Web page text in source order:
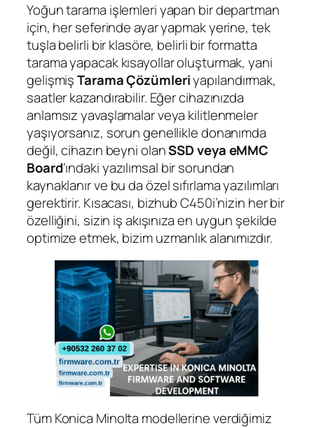
Yoğun tarama işlemleri yapan bir departman
için, her seferinde ayar yapmak yerine, tek
tuşla belirli bir klasöre, belirli bir formatta
tarama yapacak kısayollar oluşturmak, yani
gelişmişTarama Çözümleriyapılandırmak,
saatler kazandırabilir. Eğer cihazınızda
anlamsız yavaşlamalar veya kilitlenmeler
yaşıyorsanız, sorun genellikle donanımda
değil, cihazın beyni olanSSD veya eMMC
Board‘ındaki yazılımsal bir sorundan
kaynaklanır ve bu da özel sıfırlama yazılımları
gerektirir. Kısacası, bizhub C450i’nizin her bir
özelliğini, sizin iş akışınıza en uygun şekilde
optimize etmek, bizim uzmanlık alanımızdır.
Tüm Konica Minolta modellerine verdiğimiz